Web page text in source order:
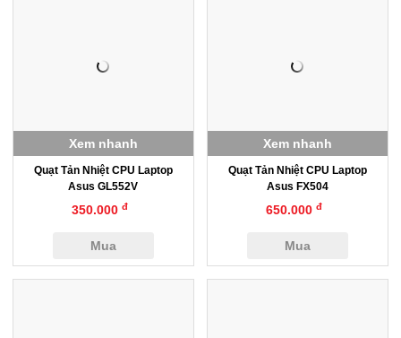
Quạt Tản Nhiệt CPU Laptop
Asus GL552V
350.000đ
Mua
Xem nhanh
Quạt Tản Nhiệt CPU Laptop
Asus FX504
650.000đ
Mua
Xem nhanh